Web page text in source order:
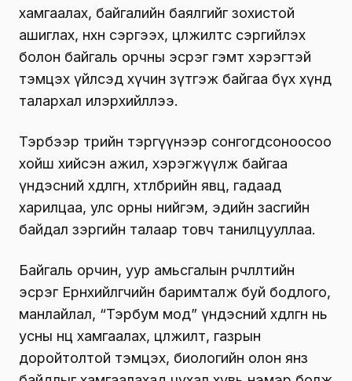
хамгаалах, байгалийн баялгийг зохистой
ашиглах, нөхөн сэргээх, цөлжилтөөс сэргийлэх
болон байгаль орчны эсрэг гэмт хэрэгтэй
тэмцэх үйлсэд хүчин зүтгэж байгаа бүх хүнд
талархал илэрхийллээ.
Тэрбээр төрийн тэргүүнээр сонгогдсоноосоо
хойш хийсэн ажил, хэрэгжүүлж байгаа
үндэсний хөдөлгөөн, хөтөлбөрийн явц, гадаад
харилцаа, улс орны нийгэм, эдийн засгийн
байдал зэргийн талаар товч танилцууллаа.
Байгаль орчин, уур амьсгалын өөрчлөлтийн
эсрэг Ерөнхийлөгчийн баримталж буй бодлого,
манлайлал, “Тэрбум мод” үндэсний хөдөлгөөн нь
усны нөөцөө хамгаалах, цөлжилт, газрын
доройтолтой тэмцэх, биологийн олон янз